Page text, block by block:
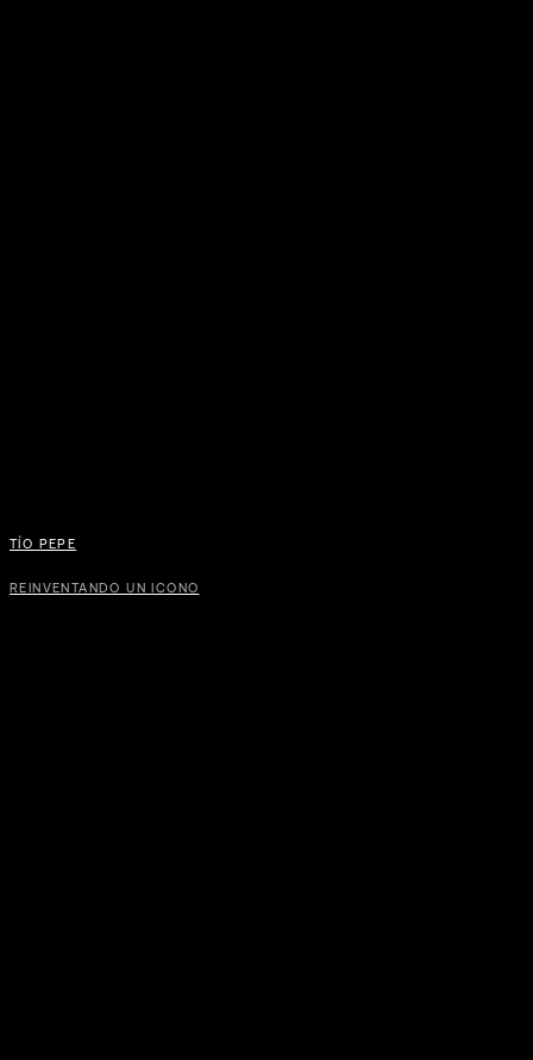
TÍO PEPE
REINVENTANDO UN ICONO